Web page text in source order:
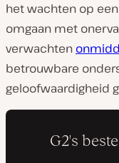
het wachten op
omgaan met
verwachten
betrouwbare
geloofwaardigheid